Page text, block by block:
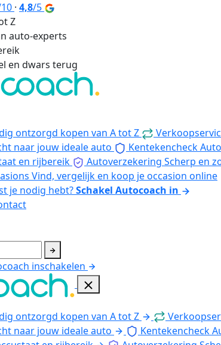
· 4,8/5
Z
auto-experts
en dwars terug
ontzorgd kopen van A tot Z
naar jouw ideale auto Kentekencheck
en rijbereik Autoverzekering Scherp en
Vind, vergelijk en koop je occasion online
je nodig hebt?Schakel Autocoach in
inschakelen
ontzorgd kopen van A tot Z
naar jouw ideale auto Kentekencheck